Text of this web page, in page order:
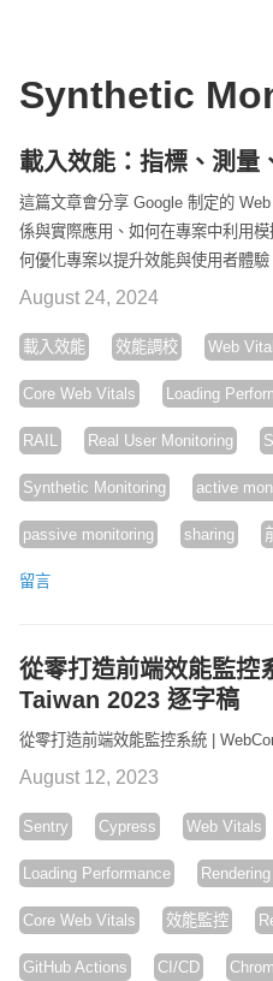
Synthetic
載入效能：指標、測量
這篇文章會分享 Google 制定的
係與實際應用、如何在專案中利用
何優化專案以提升效能與使用者體驗
August 24, 2024
載入效能 效能調校 Web
Core Web Vitals Loading
RAIL Real User Monitoring
Synthetic Monitoring active
passive monitoring sharing
留言
從零打造前端效能監控
Taiwan 2023 逐字稿
從零打造前端效能監控系統 |
August 12, 2023
Sentry Cypress Web Vitals
Loading Performance
Core Web Vitals 效能監控
GitHub Actions CI/CD